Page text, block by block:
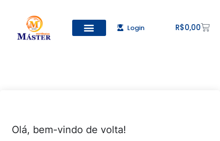
Login R$0,00
Olá, bem-vindo de volta!